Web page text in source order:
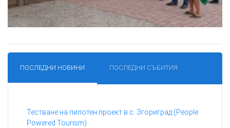
ПОСЛЕДНИ НОВИНИ ПОСЛЕДНИ СЪБИТИЯ
Тестване на пилотен проект в с. Згориград (People
Powered Tourism)